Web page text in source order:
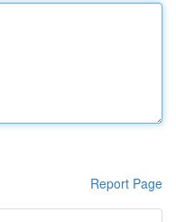
Report Page